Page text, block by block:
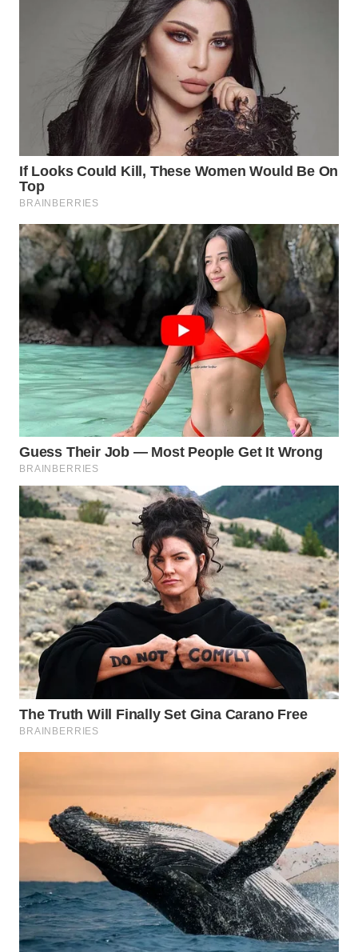
WN
MALUKU
WN
MALUT
WN
DAIRI
WN
DANAU
TOBA
WN
NIAS
WN
LANGKAT
WN
SELATAN
WN
TANJUNG
LESUNG
WN
KARO
SIMALUNGUN
WN
LABUHANBATU
TAPANULI
TENGAH
SERDANG
WN
TEBING